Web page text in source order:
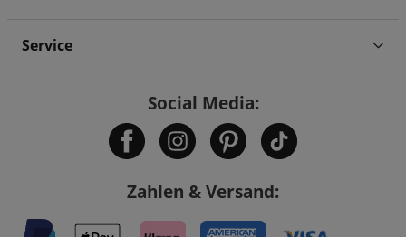
Service
Social Media:
Zahlen & Versand: